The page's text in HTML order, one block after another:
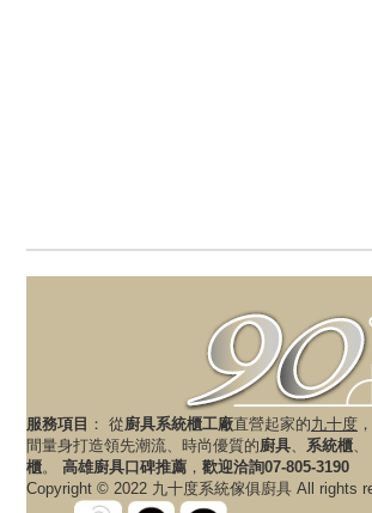
服務項目 ： 從廚具系統櫃工廠直營起家的九十度
間量身打造領先潮流、時尚優質的廚具、 系統櫃、
櫃。 高雄廚具口碑推薦 ， 歡迎洽詢07-805-3190
Copyright © 2022 九十度系統傢俱廚具 All rights